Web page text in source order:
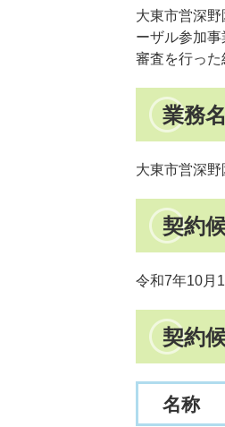
大東市営深
ーザル参加
審査を行った
業務名
大東市営深
契約
令和7年10月
契約
名称